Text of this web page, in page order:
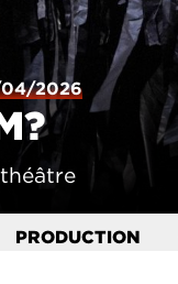
2026
PRODUCTION